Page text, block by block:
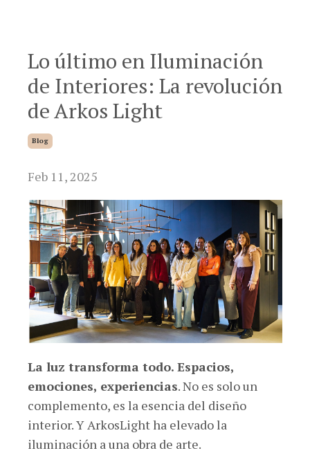
Lo último en Iluminación
de Interiores: La revolución
de Arkos Light
Blog
Feb 11, 2025
La luz transforma todo. Espacios,
emociones, experiencias. No es solo un
complemento, es la esencia del diseño
interior. Y ArkosLight ha elevado la
iluminación a una obra de arte.